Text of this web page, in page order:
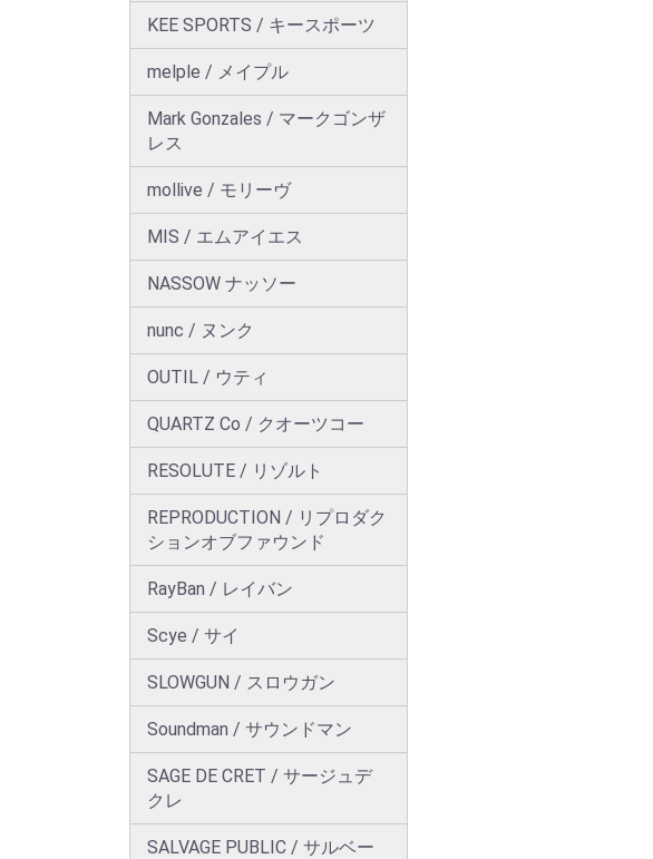
KEE SPORTS / キースポーツ
melple / メイプル
Mark Gonzales / マークゴンザ
レス
mollive / モリーヴ
MIS / エムアイエス
NASSOW ナッソー
nunc / ヌンク
OUTIL / ウティ
QUARTZ Co / クオーツコー
RESOLUTE / リゾルト
REPRODUCTION / リプロダク
ションオブファウンド
RayBan / レイバン
Scye / サイ
SLOWGUN / スロウガン
Soundman / サウンドマン
SAGE DE CRET / サージュデ
クレ
SALVAGE PUBLIC / サルベー